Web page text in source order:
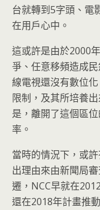
台就轉到5字頭、電
在用戶心中。
這或許是由於2000
爭、任意移頻造成
線電視還沒有數位
限制，及其所培養
是，離開了這個區
率。
當時的情況下，或
出理由來由新聞局
遷，NCC早就在
還在2018年計畫推